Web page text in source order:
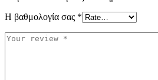
Η βαθμολογία σας *